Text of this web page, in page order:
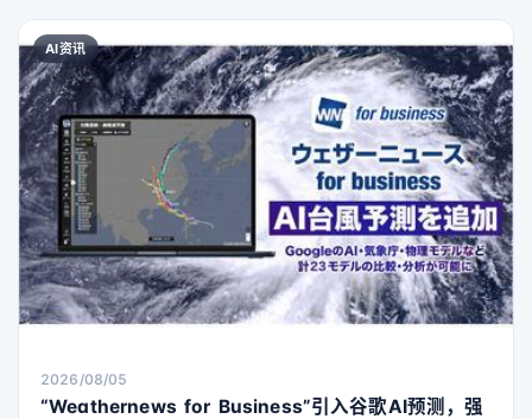
AI资讯
2026/08/05
“Weathernews for Business”引入谷歌AI预测，强